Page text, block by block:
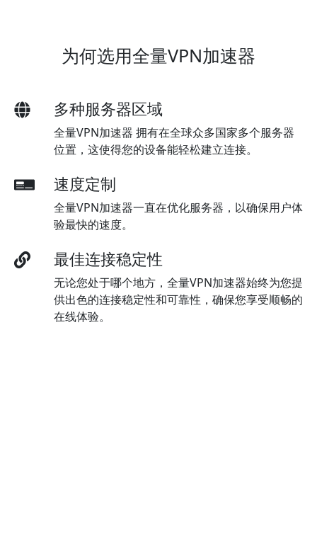
为何选用全量VPN加速器
多种服务器区域
全量VPN加速器 拥有在全球众多国家多个服务器
位置，这使得您的设备能轻松建立连接。
速度定制
全量VPN加速器一直在优化服务器，以确保用户体
验最快的速度。
最佳连接稳定性
无论您处于哪个地方，全量VPN加速器始终为您提
供出色的连接稳定性和可靠性，确保您享受顺畅的
在线体验。